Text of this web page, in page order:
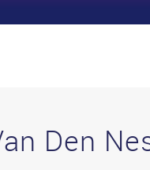
Den